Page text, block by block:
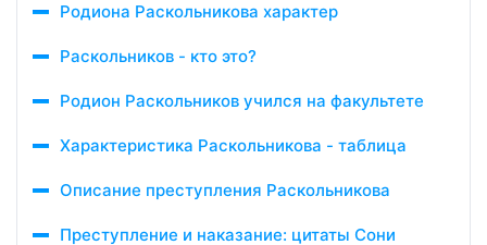
Родиона Раскольникова характер
Раскольников - кто это?
Родион Раскольников учился на факультете
Характеристика Раскольникова - таблица
Описание преступления Раскольникова
Преступление и наказание: цитаты Сони